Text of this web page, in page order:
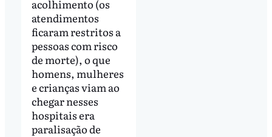
acolhimento (os
atendimentos
ficaram restritos a
pessoas com risco
de morte), o que
homens, mulheres
e crianças viam ao
chegar nesses
hospitais era
paralisação de